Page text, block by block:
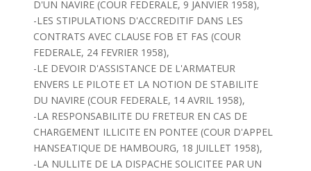
D'UN NAVIRE (COUR FEDERALE, 9 JANVIER 1958),
-LES STIPULATIONS D'ACCREDITIF DANS LES
CONTRATS AVEC CLAUSE FOB ET FAS (COUR
FEDERALE, 24 FEVRIER 1958),
-LE DEVOIR D'ASSISTANCE DE L'ARMATEUR
ENVERS LE PILOTE ET LA NOTION DE STABILITE
DU NAVIRE (COUR FEDERALE, 14 AVRIL 1958),
-LA RESPONSABILITE DU FRETEUR EN CAS DE
CHARGEMENT ILLICITE EN PONTEE (COUR D'APPEL
HANSEATIQUE DE HAMBOURG, 18 JUILLET 1958),
-LA NULLITE DE LA DISPACHE SOLICITEE PAR UN